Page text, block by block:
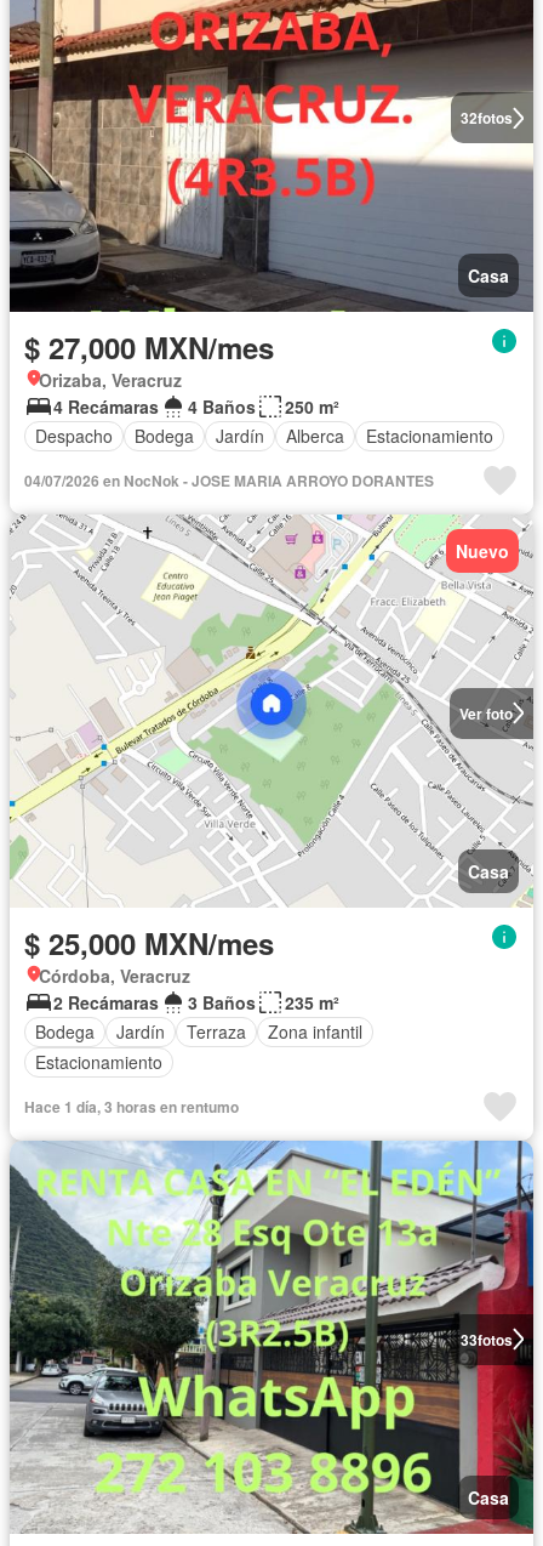
32fotos
Casa
$ 27,000 MXN/mes
Orizaba, Veracruz
4 Recámaras
4 Baños
250 m²
Despacho
Bodega Jardín Alberca Estacionamiento
04/07/2026 en NocNok - JOSE MARIA ARROYO DORANTES
Ver foto
Nuevo
Casa
$ 25,000 MXN/mes
Córdoba, Veracruz
2 Recámaras
3 Baños
235 m²
Bodega
Jardín Terraza
Zona infantil
Estacionamiento
Hace 1 día, 3 horas en rentumo
33fotos
Casa